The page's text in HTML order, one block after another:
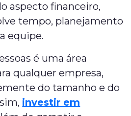
aspecto financeiro,
tempo, planejamento
equipe.
é uma área
qualquer empresa,
do tamanho e do
investir em